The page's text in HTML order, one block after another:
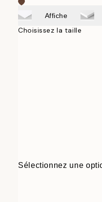
Affiche
Choisissez la taille
Sélectionnez une